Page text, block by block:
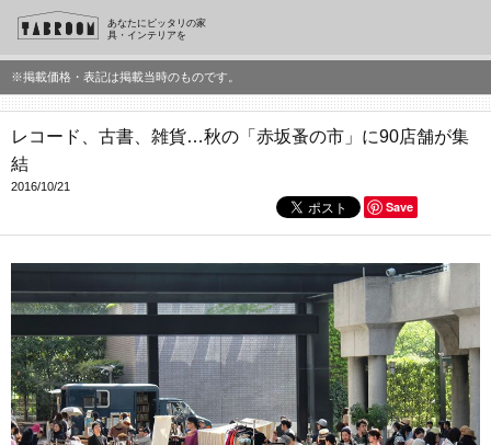
あなたにピッタリの家
具・インテリアを
※掲載価格・表記は掲載当時のものです。
レコード、古書、雑貨…秋の「赤坂蚤の市」に90店舗が集
結
2016/10/21
Save